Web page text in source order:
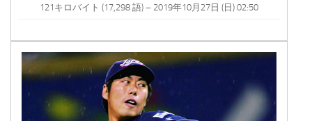
121キロバイト (17,298 語) – 2019年10月27日 (日) 02:50